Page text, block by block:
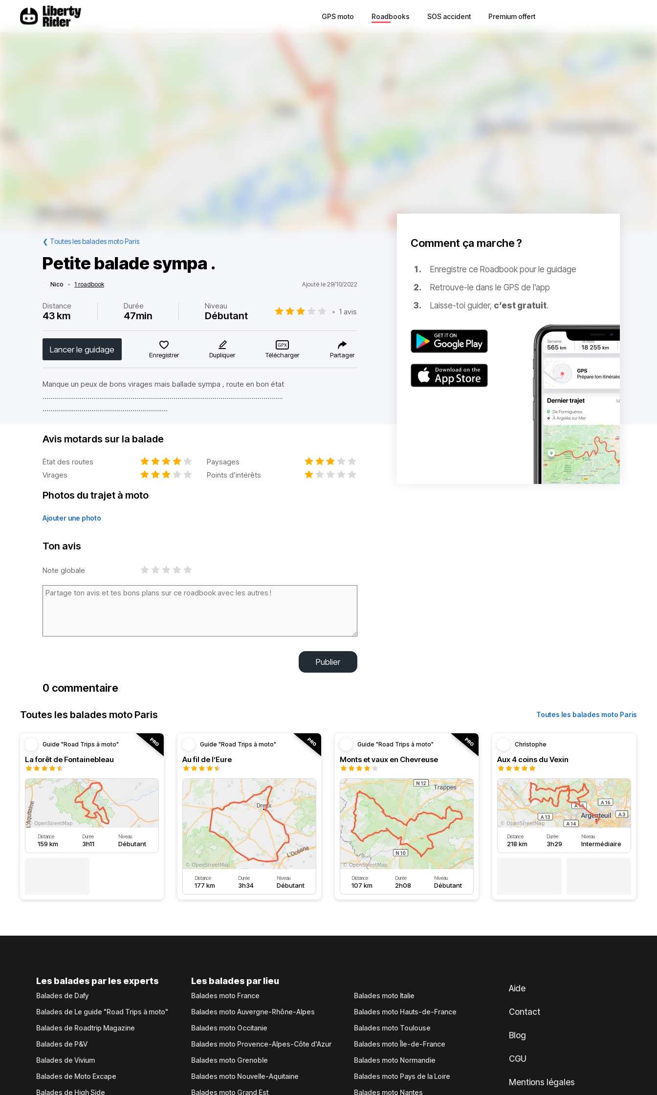
GPS moto Roadbooks SOS accident Premium offert
❮ Toutes les balades moto Paris
Petite balade sympa .
Nico • 1 roadbook Ajouté le 29/10/2022
Distance
43 km
Durée
47min
Niveau
Débutant • 1 avis
Lancer le guidage
Enregistrer Dupliquer Télécharger Partager
Manque un peux de bons virages mais ballade sympa , route en bon état
...........................................................................................................................
................................................................
Comment ça marche ?
Enregistre ce Roadbook pour le guidage
Retrouve-le dans le GPS de l’app
Laisse-toi guider, c’est gratuit.
Avis motards sur la balade
État des routes
Paysages
Virages
Points d’intérêts
Photos du trajet à moto
Ajouter une photo
Ton avis
Note globale
Publier
0 commentaire
Toutes les balades moto Paris Toutes les balades moto Paris
Guide "Road Trips à moto"
La forêt de Fontainebleau
Distance
159 km
Durée
3h11
Niveau
Débutant
Guide "Road Trips à moto"
Au fil de l’Eure
Distance
177 km
Durée
3h34
Niveau
Débutant
Guide "Road Trips à moto"
Monts et vaux en Chevreuse
Distance
107 km
Durée
2h08
Niveau
Débutant
Christophe
Aux 4 coins du Vexin
Distance
218 km
Durée
3h29
Niveau
Intermédiaire
Les balades par les experts
Balades de Dafy
Balades de Le guide "Road Trips à moto"
Balades de Roadtrip Magazine
Balades de P&V
Balades de Vivium
Balades de Moto Excape
Balades de High Side
Les balades par lieu
Balades moto France
Balades moto Auvergne-Rhône-Alpes
Balades moto Occitanie
Balades moto Provence-Alpes-Côte d'Azur
Balades moto Grenoble
Balades moto Nouvelle-Aquitaine
Balades moto Grand Est
Balades moto Italie
Balades moto Hauts-de-France
Balades moto Toulouse
Balades moto Île-de-France
Balades moto Normandie
Balades moto Pays de la Loire
Balades moto Nantes
Aide
Contact
Blog
CGU
Mentions légales